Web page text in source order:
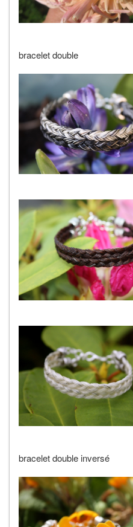
bracelet double
bracelet double inversé